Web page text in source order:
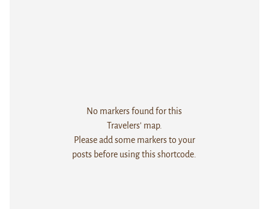
No markers found for this
Travelers' map.
Please add some markers to your
posts before using this shortcode.